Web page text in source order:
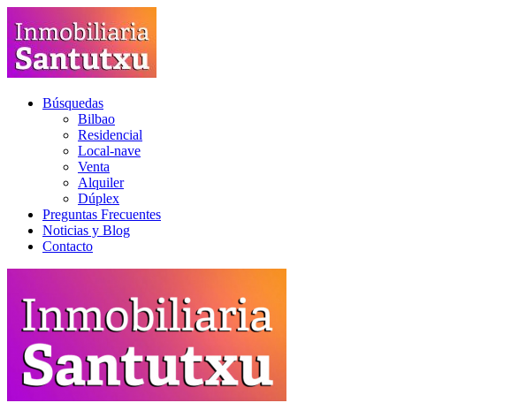
Búsquedas
Bilbao
Residencial
Local-nave
Venta
Alquiler
Dúplex
Preguntas Frecuentes
Noticias y Blog
Contacto